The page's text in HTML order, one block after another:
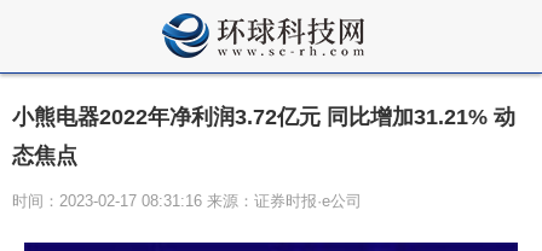
小熊电器2022年净利润3.72亿元 同比增加31.21% 动
态焦点
时间：2023-02-17 08:31:16 来源：证券时报·e公司